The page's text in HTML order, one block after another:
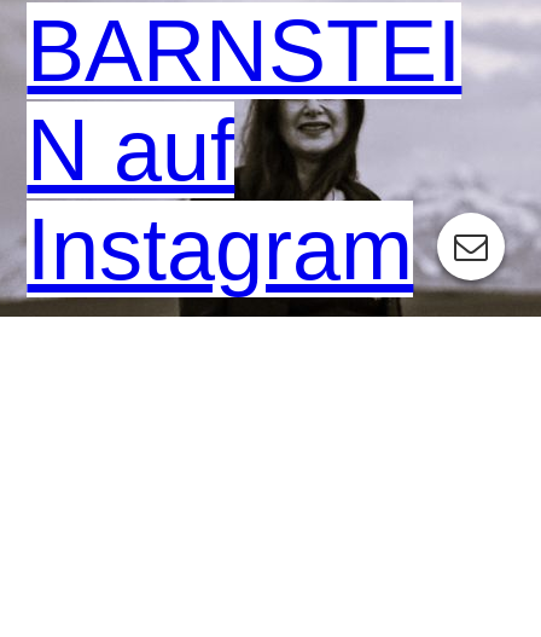
BARNSTEI
N auf
Instagram